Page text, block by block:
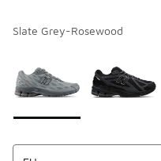
Slate Grey-Rosewood